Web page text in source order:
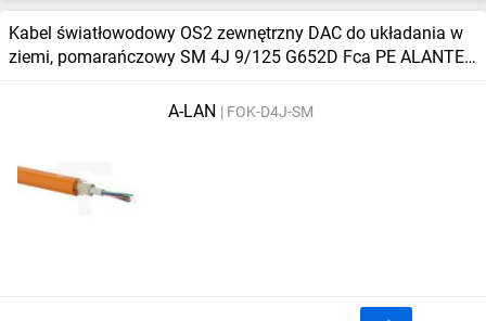
Kabel światłowodowy OS2 zewnętrzny DAC do układania w
ziemi, pomarańczowy SM 4J 9/125 G652D Fca PE ALANTEC
A-LAN
FOK-D4J-SM